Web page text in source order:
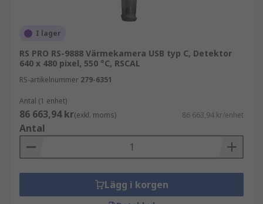
I lager
RS PRO RS-9888 Värmekamera USB typ C, Detektor
640 x 480 pixel, 550 °C, RSCAL
RS-artikelnummer 279-6351
Antal (1 enhet)
86 663,94 kr(exkl. moms) 86 663,94 kr/enhet
Antal
Lägg i korgen